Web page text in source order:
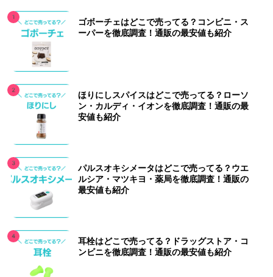
ゴボーチェはどこで売ってる？コンビニ・ス
ーパーを徹底調査！通販の最安値も紹介
ほりにしスパイスはどこで売ってる？ローソ
ン・カルディ・イオンを徹底調査！通販の最
安値も紹介
パルスオキシメータはどこで売ってる？ウエ
ルシア・マツキヨ・薬局を徹底調査！通販の
最安値も紹介
耳栓はどこで売ってる？ドラッグストア・コ
ンビニを徹底調査！通販の最安値も紹介